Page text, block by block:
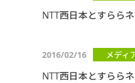
NTT西日本とすらら
2016/02/16 メディ
NTT西日本とすらら